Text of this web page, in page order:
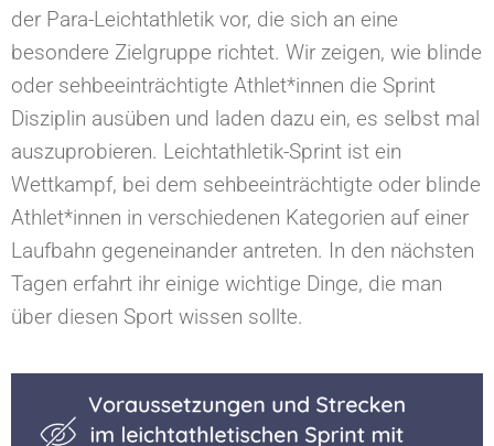
der Para-Leichtathletik vor, die sich an eine
besondere Zielgruppe richtet. Wir zeigen, wie blinde
oder sehbeeinträchtigte Athlet*innen die Sprint
Disziplin ausüben und laden dazu ein, es selbst mal
auszuprobieren. Leichtathletik-Sprint ist ein
Wettkampf, bei dem sehbeeinträchtigte oder blinde
Athlet*innen in verschiedenen Kategorien auf einer
Laufbahn gegeneinander antreten. In den nächsten
Tagen erfahrt ihr einige wichtige Dinge, die man
über diesen Sport wissen sollte.